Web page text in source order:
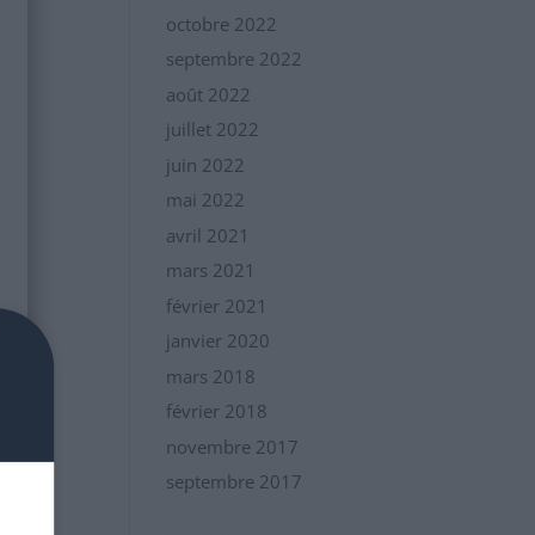
octobre 2022
septembre 2022
août 2022
juillet 2022
juin 2022
mai 2022
avril 2021
mars 2021
février 2021
janvier 2020
mars 2018
février 2018
novembre 2017
septembre 2017